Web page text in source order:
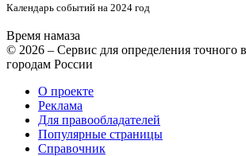
Календарь событий на 2024 год
Время намаза
© 2026 – Сервис для определения точного
городам России
О проекте
Реклама
Для правообладателей
Популярные страницы
Справочник